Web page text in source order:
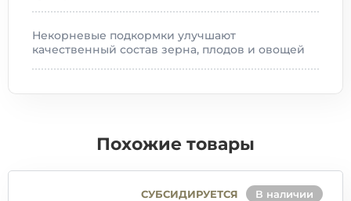
Некорневые подкормки улучшают
качественный состав зерна, плодов и овощей
Похожие товары
СУБСИДИРУЕТСЯ В наличии